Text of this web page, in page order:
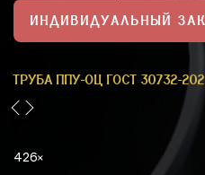
ИНДИВИДУАЛЬНЫЙ
ТРУБА ППУ-ОЦ ГОСТ 30732-
426